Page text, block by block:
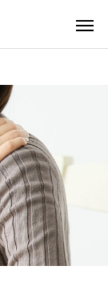
頭・顔の